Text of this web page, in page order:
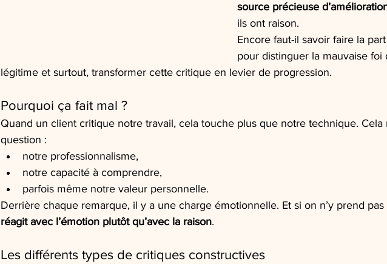
source précieuse
ils ont raison.
Encore faut-il savoir faire la
pour distinguer la mauvaise foi
légitime et surtout, transformer cette critique en levier de progression.
Pourquoi ça fait mal ?
Quand un client critique notre travail, cela touche plus que notre technique. Cela
question :
notre professionnalisme,
notre capacité à comprendre,
parfois même notre valeur personnelle.
Derrière chaque remarque, il y a une charge émotionnelle. Et si on n’y prend pas
réagit avec l’émotion plutôt qu’avec la raison.
Les différents types de critiques constructives